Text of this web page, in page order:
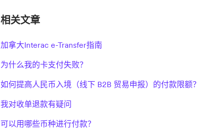
相关文章
加拿大Interac e-Transfer指南
为什么我的卡支付失败？
如何提高人民币入境（线下 B2B 贸易申报）的付款限额？
我对收单退款有疑问
可以用哪些币种进行付款？